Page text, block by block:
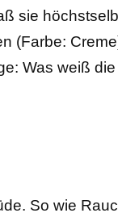
sie
(Farbe:
Was weiß
So wie